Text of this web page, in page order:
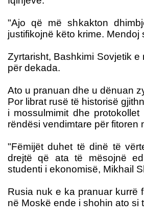
"Ajo që më shkakton
justifikojnë këto krime.
Zyrtarisht, Bashkimi Sovjetik
për dekada.
Ato u pranuan dhe u dënuan
Por librat rusë të historisë
i mossulmimit dhe
rëndësi vendimtare për fitoren
"Fëmijët duhet të dinë të
drejtë që ata të mësojnë
studenti i ekonomisë, Mikhail
Rusia nuk e ka pranuar kurrë
në Moskë ende i shohin ato si